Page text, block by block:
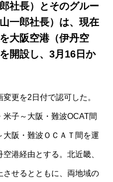
社長）とそのグルー
一郎社長）は、現在
大阪空港（伊丹空
開設し、3月16日か
更を2日付で認可した。
米子～大阪・難波OCAT間
大阪・難波ＯＣＡＴ間を運
港経由とする。北近畿、
させるとともに、両地域の